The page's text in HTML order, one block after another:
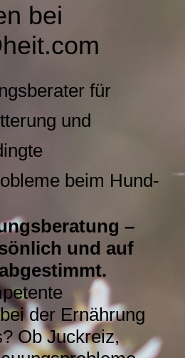
bei
für
und
beim Hund-
–
und auf
der Ernährung
Ob Juckreiz,